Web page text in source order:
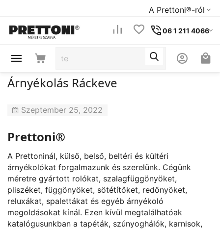
A Prettoni®-ról
06 1 211 4066
Árnyékolás Ráckeve
Szeptember 25, 2022
Prettoni®
A Prettoninál, külső, belső, beltéri és kültéri
árnyékolókat forgalmazunk és szerelünk. Cégünk
méretre gyártott rolókat, szalagfüggönyöket,
pliszéket, függönyöket, sötétítőket, redőnyöket,
reluxákat, spalettákat és egyéb árnyékoló
megoldásokat kínál. Ezen kívül megtalálhatóak
katalógusunkban a tapéták, szúnyoghálók, karnisok,